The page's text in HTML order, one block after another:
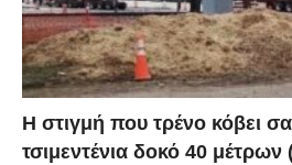
H στιγμή που τρένο κόβει
τσιμεντένια δοκό 40 μέτρων